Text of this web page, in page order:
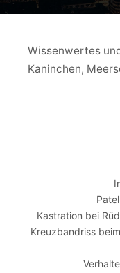
Wissenwertes
Kaninchen,
Kastration bei
Kreuzbandriss